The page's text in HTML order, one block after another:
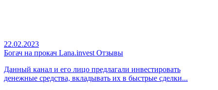
22.02.2023
Богач на прокач Lana.invest Отзывы
Данный канал и его лицо предлагали инвестировать
денежные средства, вкладывать их в быстрые сделки...